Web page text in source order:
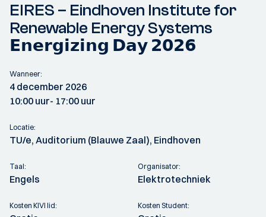
EIRES – Eindhoven Institute for
Renewable Energy Systems
𝗘𝗻𝗲𝗿𝗴𝗶𝘇𝗶𝗻𝗴 𝗗𝗮𝘆 𝟮𝟬𝟮𝟲
Wanneer:
4 december 2026
10:00 uur- 17:00 uur
Locatie:
TU/e, Auditorium (Blauwe Zaal), Eindhoven
Taal:
Engels
Organisator:
Elektrotechniek
Kosten KIVI lid: Kosten Student: